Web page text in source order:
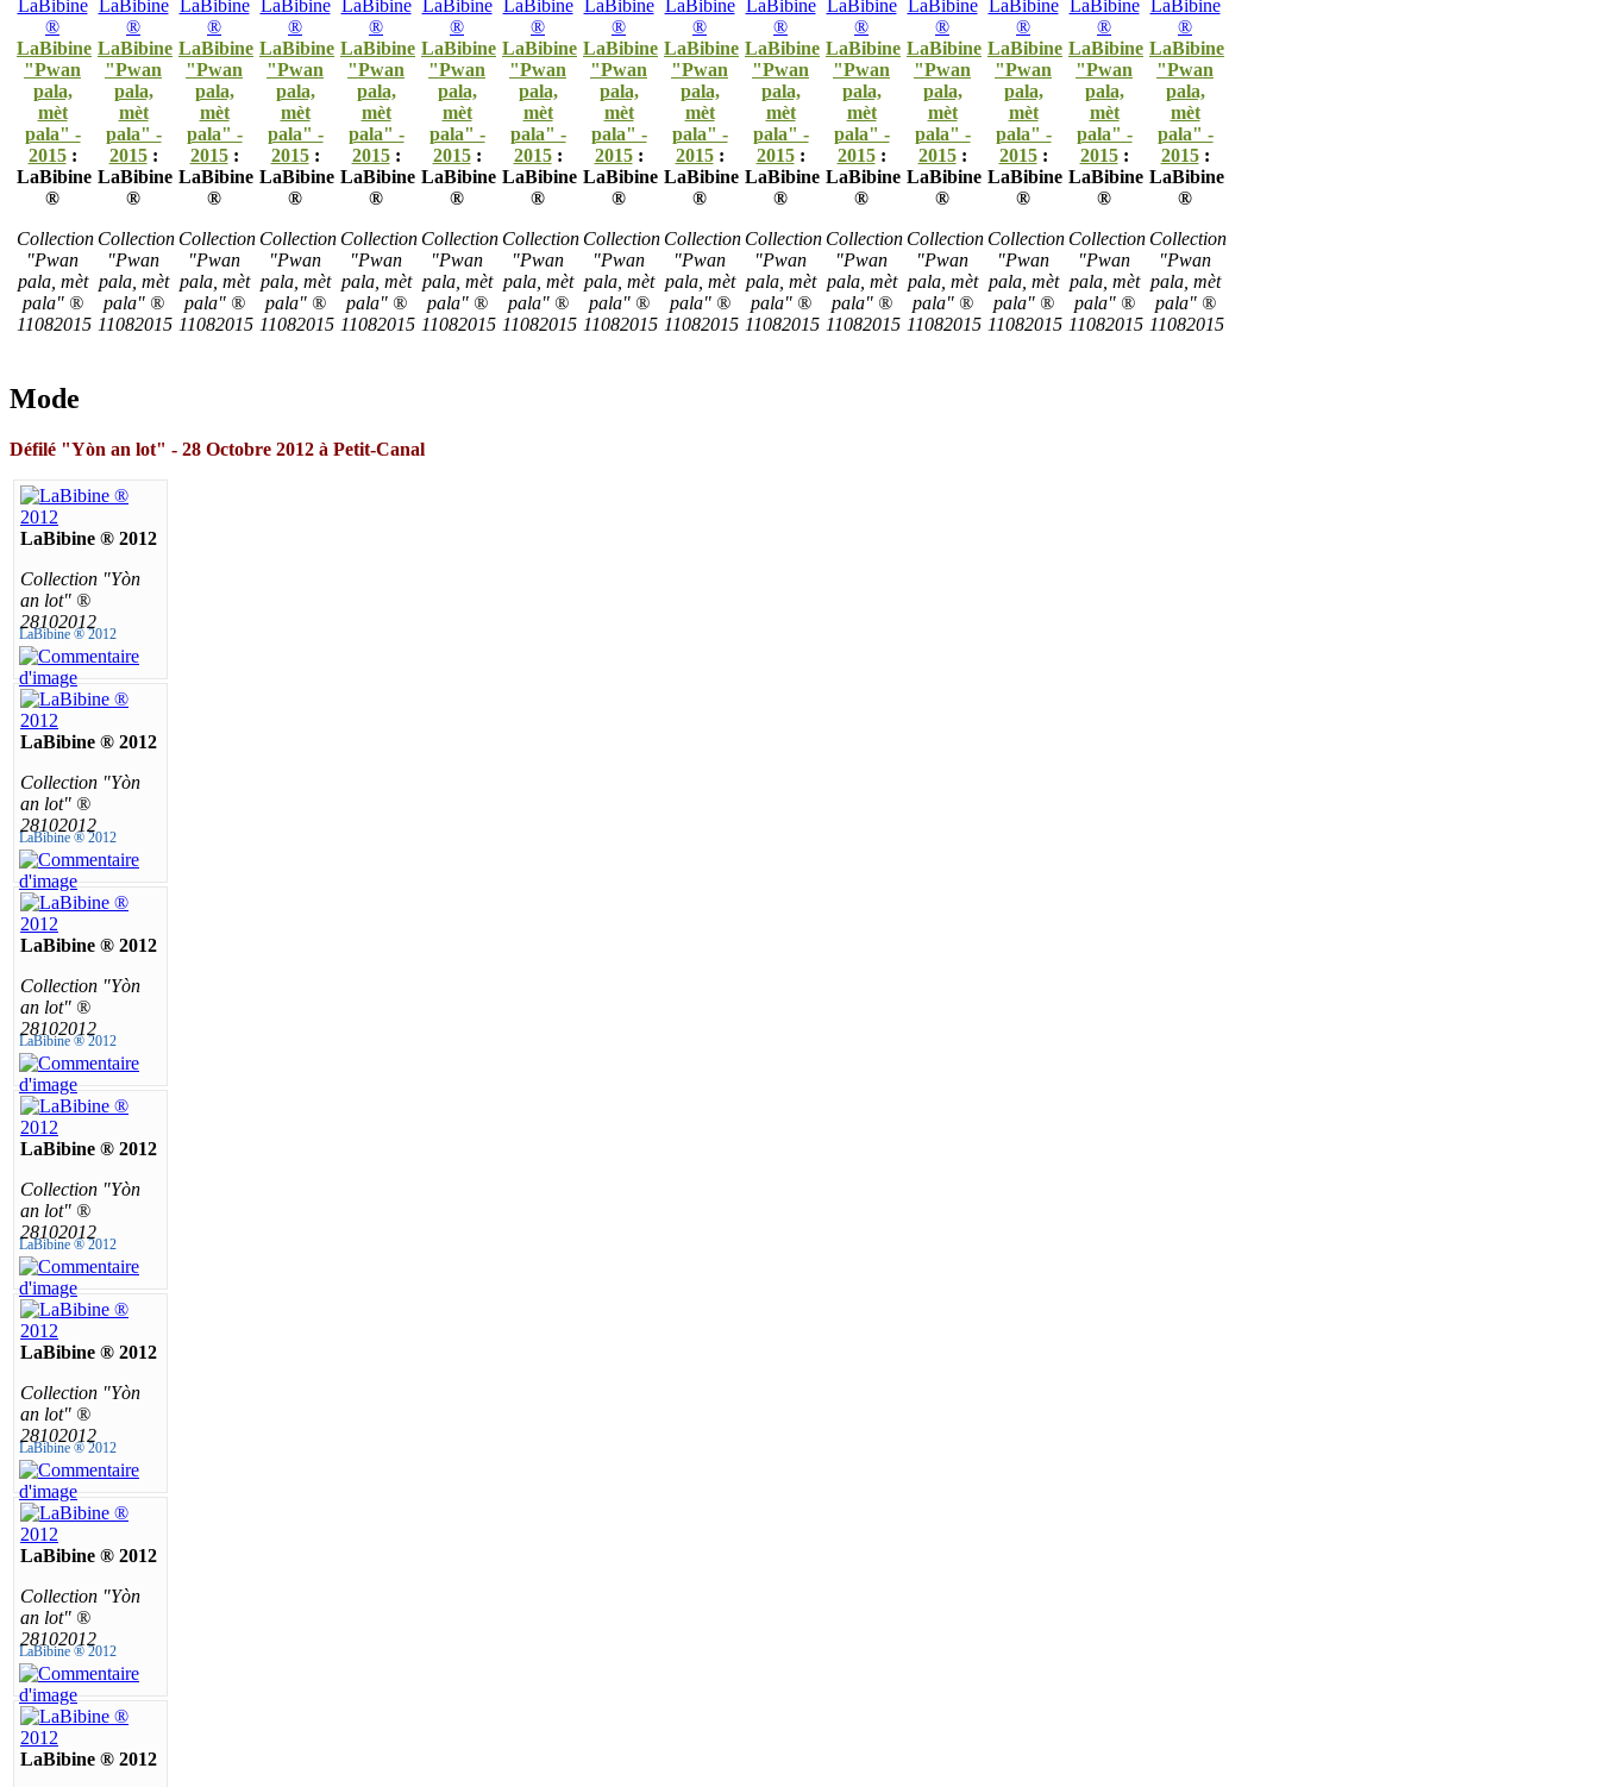
LaBibine
"Pwan
pala,
mèt
pala" -
2015:
LaBibine
®
Collection
"Pwan
pala, mèt
pala" ®
11082015
LaBibine
"Pwan
pala,
mèt
pala" -
2015:
LaBibine
®
Collection
"Pwan
pala, mèt
pala" ®
11082015
LaBibine
"Pwan
pala,
mèt
pala" -
2015:
LaBibine
®
Collection
"Pwan
pala, mèt
pala" ®
11082015
LaBibine
"Pwan
pala,
mèt
pala" -
2015:
LaBibine
®
Collection
"Pwan
pala, mèt
pala" ®
11082015
LaBibine
"Pwan
pala,
mèt
pala" -
2015:
LaBibine
®
Collection
"Pwan
pala, mèt
pala" ®
11082015
LaBibine
"Pwan
pala,
mèt
pala" -
2015:
LaBibine
®
Collection
"Pwan
pala, mèt
pala" ®
11082015
LaBibine
"Pwan
pala,
mèt
pala" -
2015:
LaBibine
®
Collection
"Pwan
pala, mèt
pala" ®
11082015
LaBibine
"Pwan
pala,
mèt
pala" -
2015:
LaBibine
®
Collection
"Pwan
pala, mèt
pala" ®
11082015
LaBibine
"Pwan
pala,
mèt
pala" -
2015:
LaBibine
®
Collection
"Pwan
pala, mèt
pala" ®
11082015
LaBibine
"Pwan
pala,
mèt
pala" -
2015:
LaBibine
®
Collection
"Pwan
pala, mèt
pala" ®
11082015
LaBibine
"Pwan
pala,
mèt
pala" -
2015:
LaBibine
®
Collection
"Pwan
pala, mèt
pala" ®
11082015
LaBibine
"Pwan
pala,
mèt
pala" -
2015:
LaBibine
®
Collection
"Pwan
pala, mèt
pala" ®
11082015
LaBibine
"Pwan
pala,
mèt
pala" -
2015:
LaBibine
®
Collection
"Pwan
pala, mèt
pala" ®
11082015
LaBibine
"Pwan
pala,
mèt
pala" -
2015:
LaBibine
®
Collection
"Pwan
pala, mèt
pala" ®
11082015
LaBibine
"Pwan
pala,
mèt
pala" -
2015:
LaBibine
®
Collection
"Pwan
pala, mèt
pala" ®
11082015
Mode
Défilé "Yòn an lot" - 28 Octobre 2012 à Petit-Canal
LaBibine ® 2012
Collection "Yòn
an lot" ®
28102012
LaBibine ® 2012
LaBibine ® 2012
Collection "Yòn
an lot" ®
28102012
LaBibine ® 2012
LaBibine ® 2012
Collection "Yòn
an lot" ®
28102012
LaBibine ® 2012
LaBibine ® 2012
Collection "Yòn
an lot" ®
28102012
LaBibine ® 2012
LaBibine ® 2012
Collection "Yòn
an lot" ®
28102012
LaBibine ® 2012
LaBibine ® 2012
Collection "Yòn
an lot" ®
28102012
LaBibine ® 2012
LaBibine ® 2012